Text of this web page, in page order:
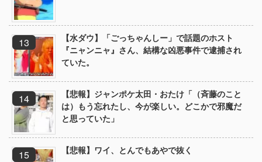
【水ダウ】「ごっちゃんしー」で話題のホスト
『ニャンニャ』さん、結構な凶悪事件で逮捕され
ていた。
【悲報】ジャンポケ太田・おたけ「（斉藤のこと
は）もう忘れたし、今が楽しい。どこかで邪魔だ
と思っていた」
【悲報】ワイ、とんでもあやで抜く